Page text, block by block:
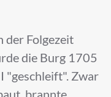
der Folgezeit
die Burg 1705
"geschleift". Zwar
brannte